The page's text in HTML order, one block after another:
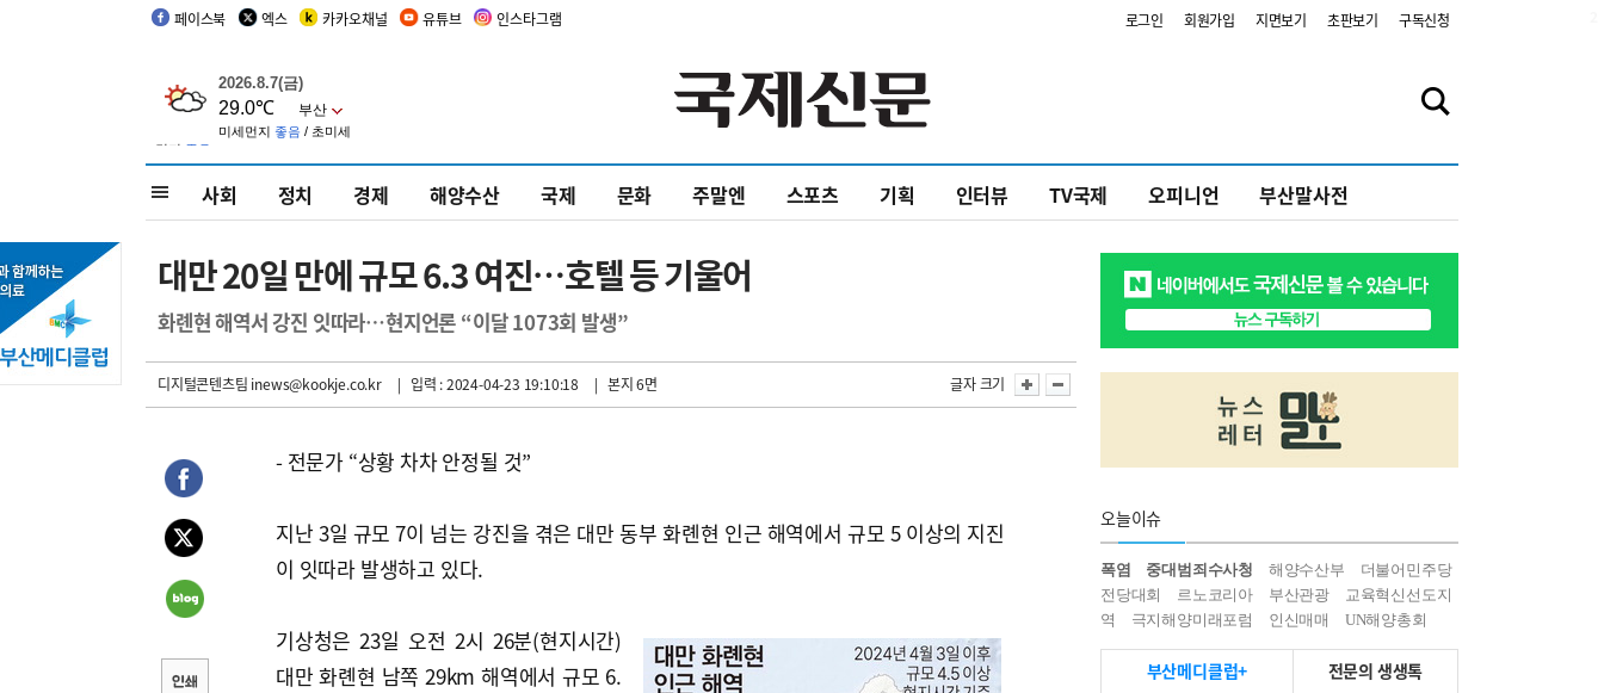
페이스북 엑스 카카오채널 유튜브 인스타그램 로그인 회원가입 지면보기 초판보기 구독신청
사회 정치 경제 해양수산 국제 문화 주말엔 스포츠 기획 인터뷰 TV국제 오피니언 부산말사전
대만 20일 만에 규모 6.3 여진…호텔 등 기울어
화롄현 해역서 강진 잇따라…현지언론 “이달 1073회 발생”
디지털콘텐츠팀 inews@kookje.co.kr | 입력 : 2024-04-23 19:10:18 | 본지 6면 글자 크기
- 전문가 “상황 차차 안정될 것”
지난 3일 규모 7이 넘는 강진을 겪은 대만 동부 화롄현 인근 해역에서 규모 5 이상의 지진
이 잇따라 발생하고 있다.
기상청은 23일 오전 2시 26분(현지시간)
대만 화롄현 남쪽 29km 해역에서 규모 6.
오늘이슈
폭염 중대범죄수사청 해양수산부
더불어민주당
전당대회
르노코리아 부산관광
교육혁신선도지
역
극지해양미래포럼 인신매매 UN해양총회
부산메디클럽+ 전문의 생생톡